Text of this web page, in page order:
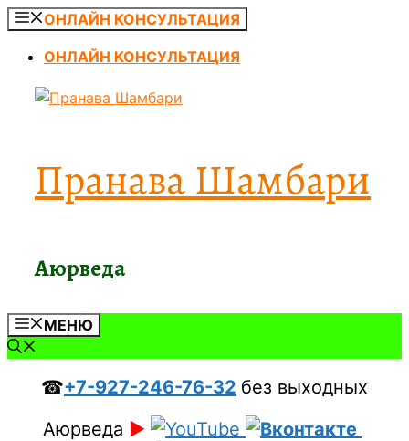
Перейти
содержимому
ОНЛАЙН КОНСУЛЬТАЦИЯ
ОНЛАЙН КОНСУЛЬТАЦИЯ
Пранава Шамбари
Аюрведа
МЕНЮ
☎+7-927-246-76-32 без выходных
Аюрведа ►